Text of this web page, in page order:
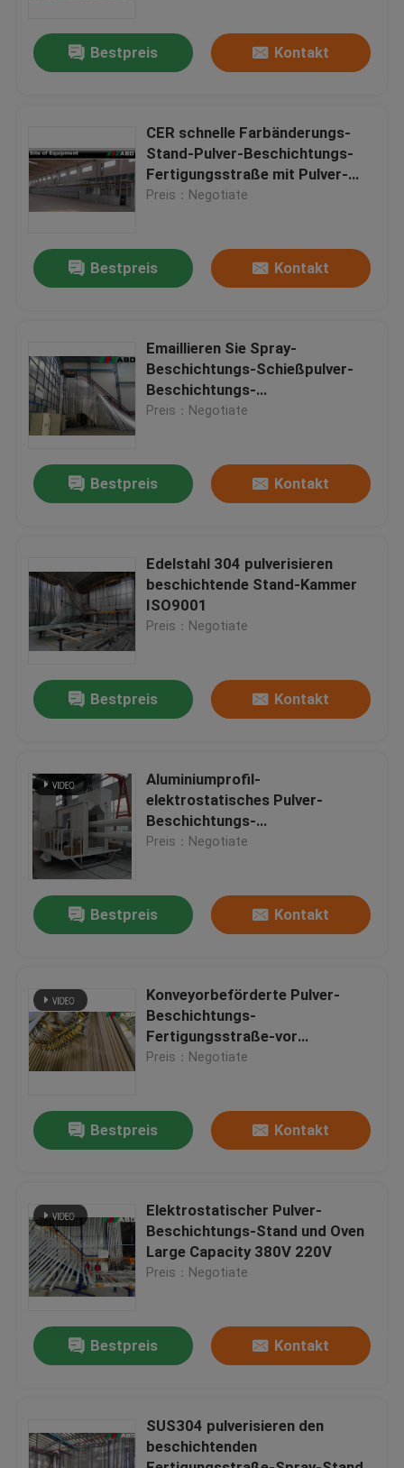
Produkte
VR Show
Über uns
Qualitätskontrolle
Treten Sie mit uns in Verbindung
Fordern Sie ein Zitat
Vertikale Pulver-Beschichtungs-Linie
Bestpreis Kontakt
CER schnelle Farbänderungs-
Stand-Pulver-Beschichtungs-
Fertigungsstraße mit Pulver-
Lieferungs-Mitte
Preis：Negotiate
Bestpreis Kontakt
Emaillieren Sie Spray-
Beschichtungs-Schießpulver-
Beschichtungs-
Fertigungsstraße 40KW
Preis：Negotiate
Bestpreis Kontakt
Edelstahl 304 pulverisieren
beschichtende Stand-Kammer
ISO9001
Preis：Negotiate
Bestpreis Kontakt
Aluminiumprofil-
elektrostatisches Pulver-
Beschichtungs-
Fertigungsstraße Soem
Preis：Negotiate
Bestpreis Kontakt
Konveyorbeförderte Pulver-
Beschichtungs-
Fertigungsstraße-vor
Behandlung 50W
Preis：Negotiate
Bestpreis Kontakt
Elektrostatischer Pulver-
Beschichtungs-Stand und Oven
Large Capacity 380V 220V
Preis：Negotiate
Bestpreis Kontakt
SUS304 pulverisieren den
beschichtenden